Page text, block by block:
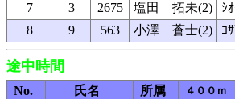
7
3 2675 塩田 拓未(2) ｼ
8
9 563 小澤 蒼士(2) ｺ
途中時間
No. 氏名 所属 ４００ｍ